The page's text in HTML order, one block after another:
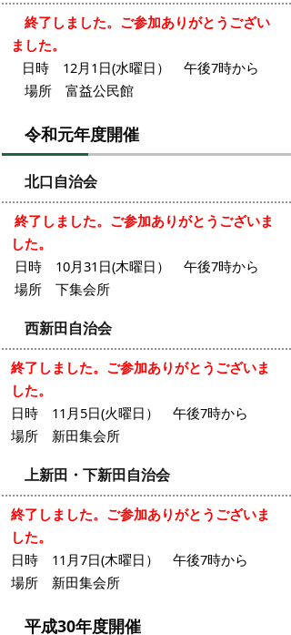
終了しました。ご参加ありがとうござい
ました。
日時 12月1日(水曜日） 午後7時から
場所 富益公民館
令和元年度開催
北口自治会
終了しました。ご参加ありがとうございま
した。
日時 10月31日(木曜日） 午後7時から
場所 下集会所
西新田自治会
終了しました。ご参加ありがとうございま
した。
日時 11月5日(火曜日） 午後7時から
場所 新田集会所
上新田・下新田自治会
終了しました。ご参加ありがとうございま
した。
日時 11月7日(木曜日） 午後7時から
場所 新田集会所
平成30年度開催